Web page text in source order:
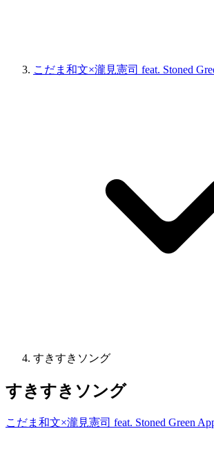
こだま和文×瀧見憲司 feat. Stoned
すきすきソング
すきすきソング
こだま和文×瀧見憲司 feat. Stoned Green